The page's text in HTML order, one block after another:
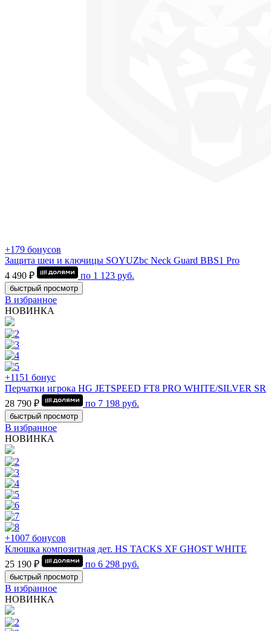
+179 бонусов
Защита шеи и ключицы SOYUZbc Neck Guard BBS1 Pro
4 490 ₽
по 1 123 руб.
быстрый просмотр
В избранное
НОВИНКА
+1151 бонус
Перчатки игрока HG JETSPEED FT8 PRO WHITE/SILVER SR
28 790 ₽
по 7 198 руб.
быстрый просмотр
В избранное
НОВИНКА
+1007 бонусов
Клюшка композитная дет. HS TACKS XF GHOST WHITE
25 190 ₽
по 6 298 руб.
быстрый просмотр
В избранное
НОВИНКА